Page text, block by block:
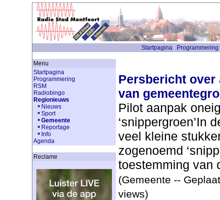
Startpagina Programmering
Menu
Startpagina
Programmering
RSM
Radiobingo
Regionieuws
Nieuws
Sport
Gemeente
Reportage
Info
Agenda
Reclame
Persbericht over
van
Pilot aanpak
‘snippergroen’In
veel kleine
zogenoemd
toestemming van
(Gemeente --
views)